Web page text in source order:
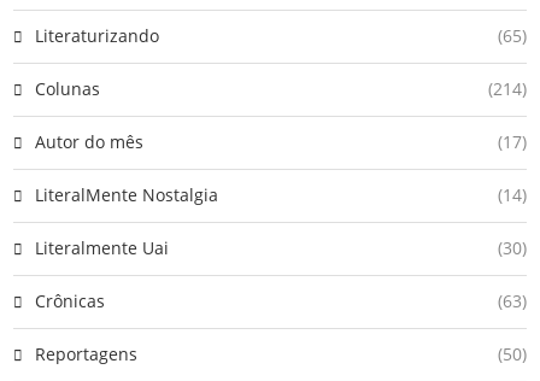
Literaturizando (65)
Colunas (214)
Autor do mês (17)
LiteralMente Nostalgia (14)
Literalmente Uai (30)
Crônicas (63)
Reportagens (50)